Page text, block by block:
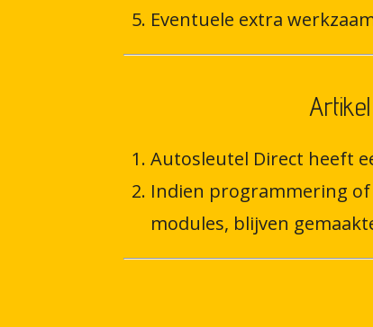
Eventuele extra
Autosleutel Direct heeft
Indien programmering
modules, blijven